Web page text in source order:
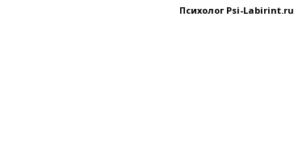
Психолог Psi-Labirint.ru